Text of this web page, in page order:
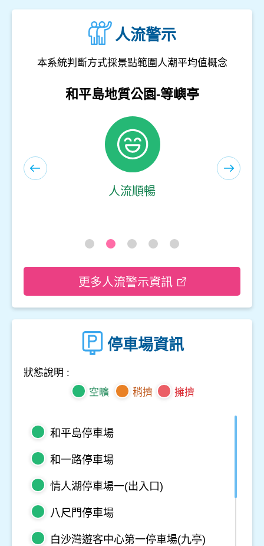
人流警示
本系統判斷方式採景點範圍人潮平均值概念
和平島地質公園-遊客服務中心(室內)
人流順暢
更多人流警示資訊
停車場資訊
狀態說明 :
空曠
稍擠 擁擠
和平島停車場
和一路停車場
情人湖停車場一(出入口)
八尺門停車場
白沙灣遊客中心第一停車場(九亭)